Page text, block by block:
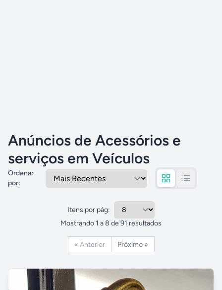
Anúncios de Acessórios e
serviços em Veículos
Ordenar
por:
Itens por pág:
Mostrando 1 a8 de 91 resultados
« Anterior Próximo »